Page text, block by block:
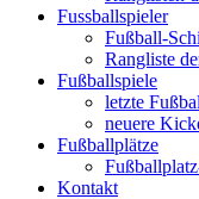
Fussballspieler
Fußball-
Rangliste
Fußballspiele
letzte
neuere
Fußballplätze
Kontakt